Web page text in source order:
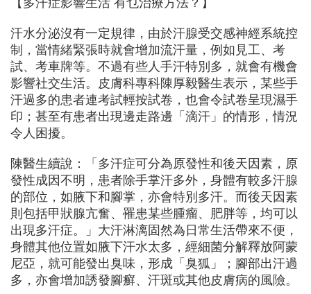
【多汗症影響生活 有乜治療方法？】
汗水分泌沒有一定規律，由於汗腺受交感神經系統控
制，當情緒緊張時就會增加流汗量，例如見工、考
試、考車牌等。不過有些人手汗特別多，就會有機會
影響社交生活。皮膚科專科陳厚毅醫生表示，某些手
汗過多的患者連考試輕按試卷，也會令試卷呈現濕手
印；甚至有患者出現邊走路邊「滴汗」的情形，情況
令人困擾。
陳醫生續說：「多汗症可分為原發性和後天因素，原
發性成因不明，患者除手掌汗多外，身體有較多汗腺
的部位，如腋下和腳掌，亦會特別多汗。而後天因素
則包括甲狀腺亢奮、罹患某些腫瘤、肥胖等，均可以
出現多汗症。」大汗淋漓固然為日常生活帶來不便，
身體其他位置如腋下汗水太多，經細菌分解釋放阿蒙
尼亞，就可能發出臭味，形成「臭狐」；腳部出汗過
多，亦會增加誘發腳癬、汗斑或其他皮膚病的風險。